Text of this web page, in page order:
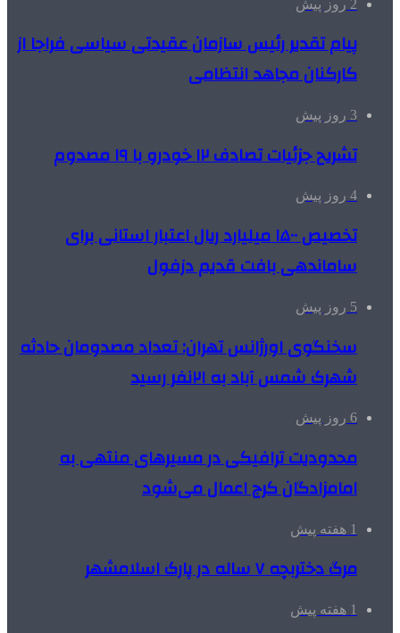
2 روز پیش
پیام تقدیر رئیس سازمان عقیدتی سیاسی فراجا از
کارکنان مجاهد انتظامی
3 روز پیش
تشریح جزئیات تصادف ۱۲ خودرو با ۱۹ مصدوم
4 روز پیش
تخصیص ۱۵۰۰ میلیارد ریال اعتبار استانی برای
ساماندهی بافت قدیم دزفول
5 روز پیش
سخنگوی اورژانس تهران: تعداد مصدومان حادثه
شهرک شمس آباد به ۲۱نفر رسید
6 روز پیش
محدودیت ترافیکی در مسیرهای منتهی به
امامزادگان کرج اعمال می‌شود
1 هفته پیش
مرگ دختربچه ۷ ساله در پارک اسلامشهر
1 هفته پیش